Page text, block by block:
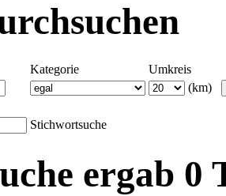
Kategorie
Umkreis
(km)
Stichwortsuche
ergab 0